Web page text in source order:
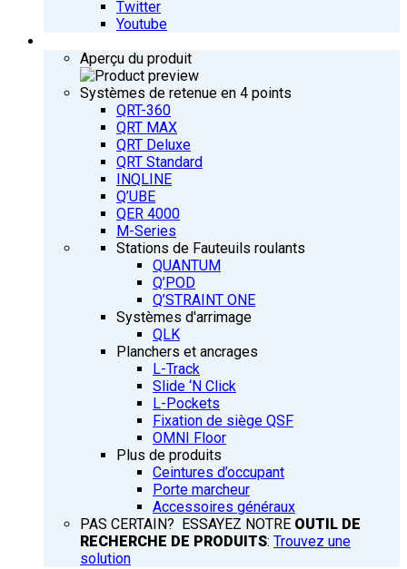
Twitter
Youtube
Aperçu du produit
Systèmes de retenue en 4 points
QRT-360
QRT MAX
QRT Deluxe
QRT Standard
INQLINE
Q’UBE
QER 4000
M-Series
Stations de Fauteuils roulants
QUANTUM
Q’POD
Q’STRAINT ONE
Systèmes d'arrimage
QLK
Planchers et ancrages
L-Track
Slide ‘N Click
L-Pockets
Fixation de siège QSF
OMNI Floor
Plus de produits
Ceintures d’occupant
Porte marcheur
Accessoires généraux
PAS CERTAIN? ESSAYEZ NOTRE OUTIL DE
RECHERCHE DE PRODUITS: Trouvez une
solution